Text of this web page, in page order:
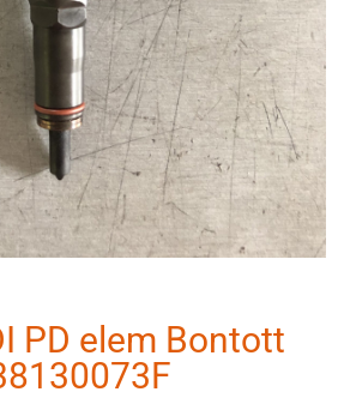
PD elem Bontott